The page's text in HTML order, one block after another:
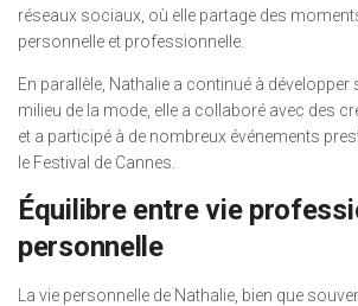
réseaux sociaux, où elle partage des
personnelle et professionnelle.
En parallèle, Nathalie a continué à développer
milieu de la mode, elle a collaboré avec des
et a participé à de nombreux événements
le Festival de Cannes.
Équilibre entre vie
personnelle
La vie personnelle de Nathalie, bien que